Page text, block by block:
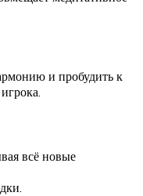
и пробудить к
всё новые